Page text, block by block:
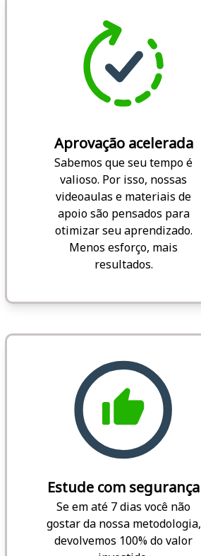
Aprovação acelerada
Sabemos que seu tempo é
valioso. Por isso, nossas
videoaulas e materiais de
apoio são pensados para
otimizar seu aprendizado.
Menos esforço, mais
resultados.
Estude com segurança
Se em até 7 dias você não
gostar da nossa metodologia,
devolvemos 100% do valor